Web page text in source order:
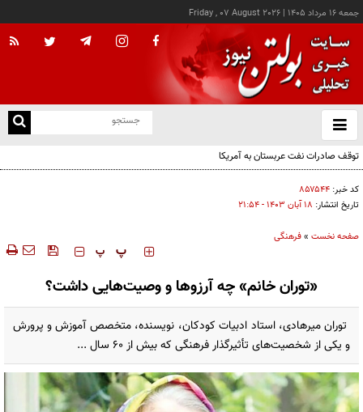
جمعه ۱۶ مرداد ۱۴۰۵ |
Friday , 07 August 2026
باز
و
کد خبر: ۸۵۷۵۴۴
تاریخ انتشار: ۱۸ آبان ۱۴۰۳ - ۲۱:۵۴
صفحه نخست »فرهنگی
‍‍‍ پ پ
«توران خانم» چه آرزوها و وصیت‌هایی داشت؟
توران میرهادی، استاد ادبیات کودکان، نویسنده، متخصص آموزش و پرورش
و یکی از شخصیت‌های تأثیرگذار فرهنگی که بیش از ۶۰ سال ...